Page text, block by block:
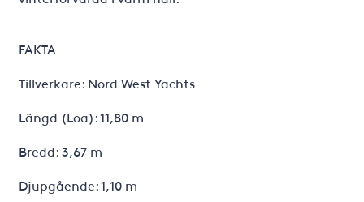
FAKTA
Tillverkare: Nord West Yachts
Längd (Loa): 11,80 m
Bredd: 3,67 m
Djupgående: 1,10 m